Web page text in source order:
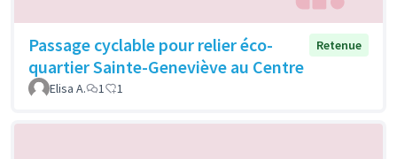
Passage cyclable pour relier éco-
quartier Sainte-Geneviève au Centre
Retenue
Elisa A. 1 1